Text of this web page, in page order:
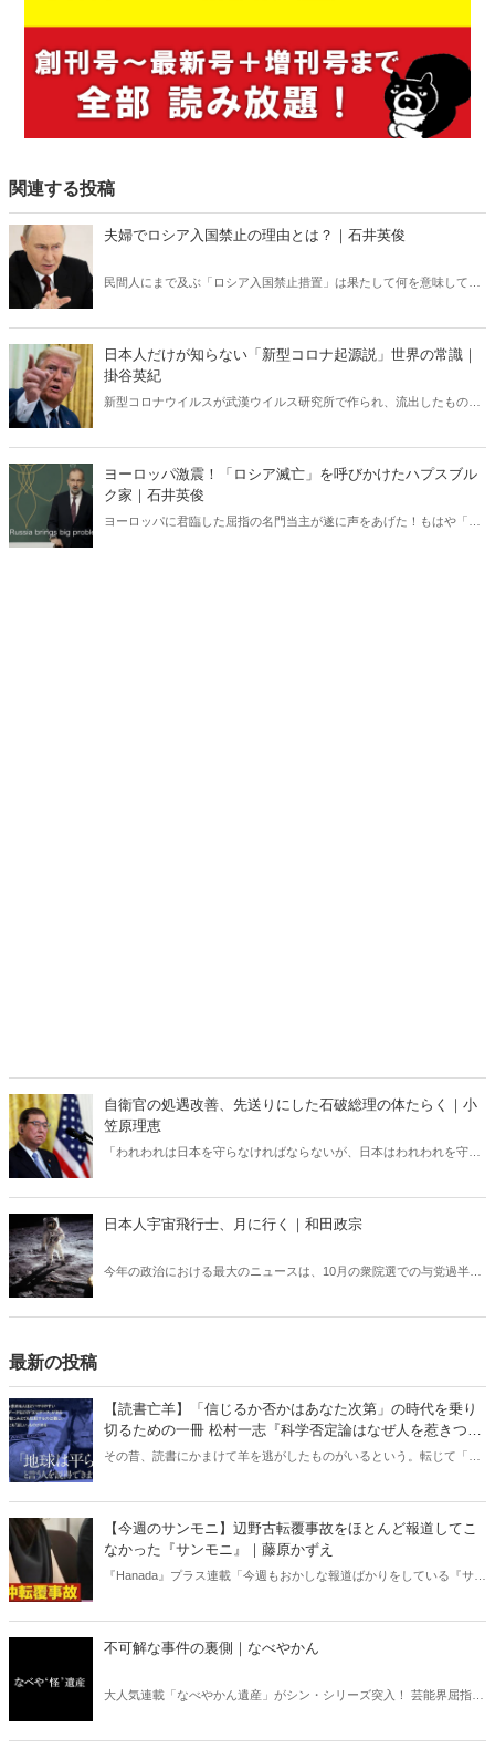
関連する投稿
夫婦でロシア入国禁止の理由とは？｜石井英俊
民間人にまで及ぶ「ロシア入国禁止措置」は果たして何を意味してい
日本人だけが知らない「新型コロナ起源説」世界の常識｜
掛谷英紀
新型コロナウイルスが武漢ウイルス研究所で作られ、流出したもので
研究所起源」をめぐる深い闇。
ヨーロッパ激震！「ロシア滅亡」を呼びかけたハプスブル
ク家｜石井英俊
ヨーロッパに君臨した屈指の名門当主が遂に声をあげた！もはや「ロ
自衛官の処遇改善、先送りにした石破総理の体たらく｜小
笠原理恵
「われわれは日本を守らなければならないが、日本はわれわれを守る
ら1年後に終了する……。日本よ、最悪の事態に備えよ！
日本人宇宙飛行士、月に行く｜和田政宗
今年の政治における最大のニュースは、10月の衆院選での与党過半数
最新の投稿
【読書亡羊】「信じるか否かはあなた次第」の時代を乗り
切るための一冊 松村一志『科学否定論はなぜ人を惹きつけ
るのか』（ちくま新書）｜梶原麻衣子
その昔、読書にかまけて羊を逃がしたものがいるという。転じて「読
ある。元月刊『Hanada』編集部員のライター・梶原がお送りする時事
書評！
【今週のサンモニ】辺野古転覆事故をほとんど報道してこ
なかった『サンモニ』｜藤原かずえ
『Hanada』プラス連載「今週もおかしな報道ばかりをしている『サン
不可解な事件の裏側｜なべやかん
大人気連載「なべやかん遺産」がシン・シリーズ突入！ 芸能界屈指の